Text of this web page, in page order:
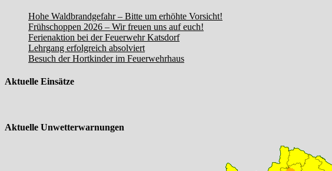
Hohe Waldbrandgefahr – Bitte um erhöhte Vorsicht!
Frühschoppen 2026 – Wir freuen uns auf euch!
Ferienaktion bei der Feuerwehr Katsdorf
Lehrgang erfolgreich absolviert
Besuch der Hortkinder im Feuerwehrhaus
Aktuelle Einsätze
Aktuelle Unwetterwarnungen